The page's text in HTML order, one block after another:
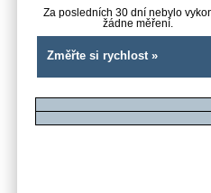
Za posledních 30 dní nebylo
žádne měření.
Změřte si rychlost »